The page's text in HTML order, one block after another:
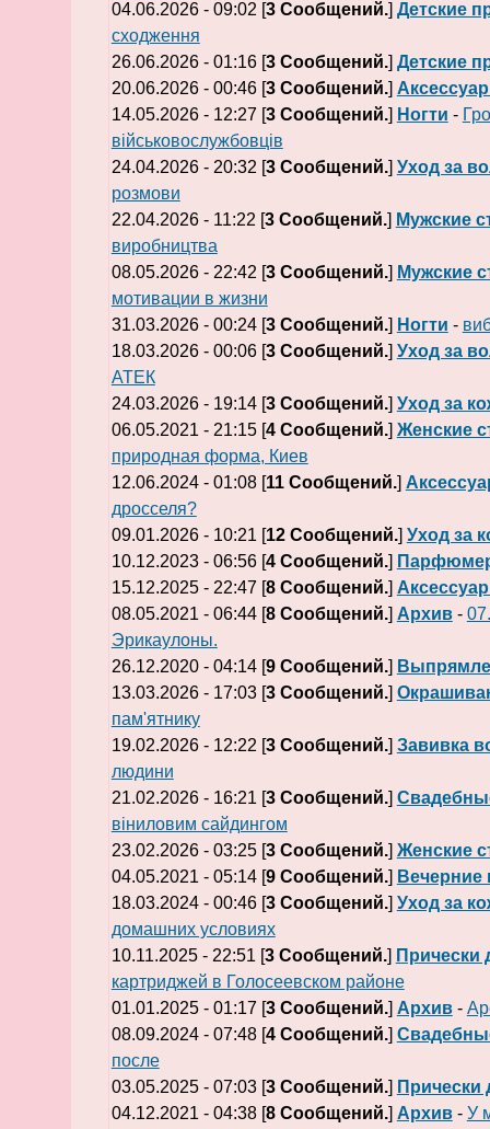
04.06.2026 - 09:02 [3 Сообщений.] Детские
сходження
26.06.2026 - 01:16 [3 Сообщений.] Детские
20.06.2026 - 00:46 [3 Сообщений.]
14.05.2026 - 12:27 [3 Сообщений.] Ногти -
військовослужбовців
24.04.2026 - 20:32 [3 Сообщений.] Уход за
розмови
22.04.2026 - 11:22 [3 Сообщений.] Мужские
виробництва
08.05.2026 - 22:42 [3 Сообщений.] Мужские
мотивации в жизни
31.03.2026 - 00:24 [3 Сообщений.] Ногти -
18.03.2026 - 00:06 [3 Сообщений.] Уход за
АТЕК
24.03.2026 - 19:14 [3 Сообщений.] Уход за
06.05.2021 - 21:15 [4 Сообщений.] Женские
природная форма, Киев
12.06.2024 - 01:08 [11 Сообщений.]
дросселя?
09.01.2026 - 10:21 [12 Сообщений.] Уход за
10.12.2023 - 06:56 [4 Сообщений.]
15.12.2025 - 22:47 [8 Сообщений.]
08.05.2021 - 06:44 [8 Сообщений.] Архив-
Эрикаулоны.
26.12.2020 - 04:14 [9 Сообщений.]
13.03.2026 - 17:03 [3 Сообщений.]
пам'ятнику
19.02.2026 - 12:22 [3 Сообщений.] Завивка
людини
21.02.2026 - 16:21 [3 Сообщений.]
віниловим сайдингом
23.02.2026 - 03:25 [3 Сообщений.] Женские
04.05.2021 - 05:14 [9 Сообщений.] Вечерние
18.03.2024 - 00:46 [3 Сообщений.] Уход за
домашних условиях
10.11.2025 - 22:51 [3 Сообщений.] Прически
картриджей в Голосеевском районе
01.01.2025 - 01:17 [3 Сообщений.] Архив-
08.09.2024 - 07:48 [4 Сообщений.]
после
03.05.2025 - 07:03 [3 Сообщений.] Прически
04.12.2021 - 04:38 [8 Сообщений.] Архив- У